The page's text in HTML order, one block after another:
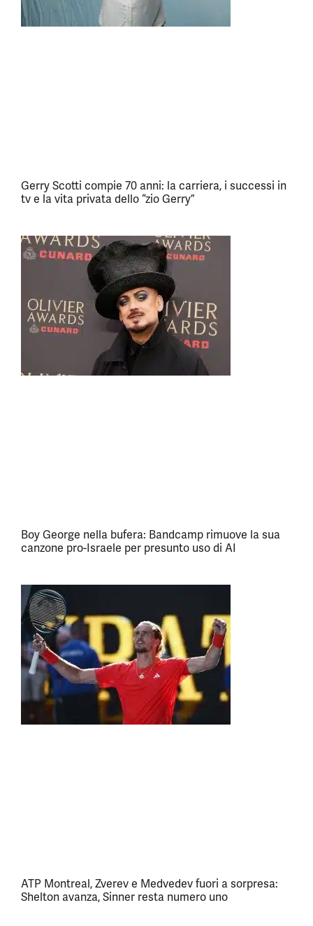
Gerry Scotti compie 70 anni: la carriera, i successi in
tv e la vita privata dello “zio Gerry”
Boy George nella bufera: Bandcamp rimuove la sua
canzone pro-Israele per presunto uso di AI
ATP Montreal, Zverev e Medvedev fuori a sorpresa:
Shelton avanza, Sinner resta numero uno